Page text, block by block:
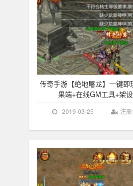
传奇手游【绝地屠龙】一键即
果端+在线GM工具+架
2019-03-25 注